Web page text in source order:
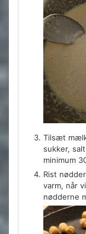
Tilsæt
sukker,
minimum
Rist
varm, når
nødderne